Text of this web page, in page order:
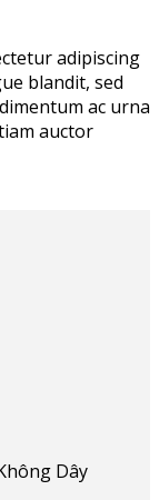
adipiscing
blandit, sed
ac urna
auctor
Dây